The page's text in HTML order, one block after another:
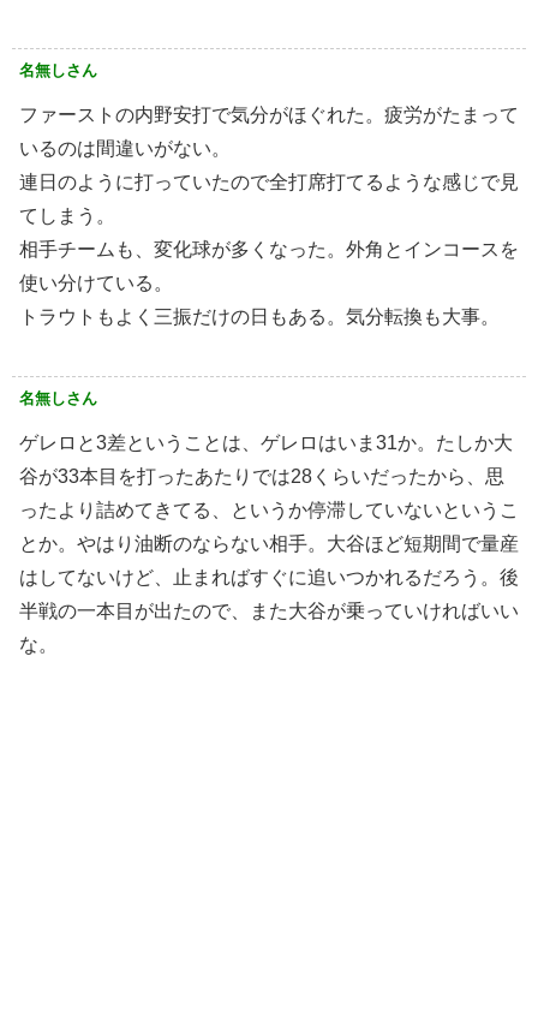
名無しさん
ファーストの内野安打で気分がほぐれた。疲労がたまって
いるのは間違いがない。
連日のように打っていたので全打席打てるような感じで見
てしまう。
相手チームも、変化球が多くなった。外角とインコースを
使い分けている。
トラウトもよく三振だけの日もある。気分転換も大事。
名無しさん
ゲレロと3差ということは、ゲレロはいま31か。たしか大
谷が33本目を打ったあたりでは28くらいだったから、思
ったより詰めてきてる、というか停滞していないというこ
とか。やはり油断のならない相手。大谷ほど短期間で量産
はしてないけど、止まればすぐに追いつかれるだろう。後
半戦の一本目が出たので、また大谷が乗っていければいい
な。